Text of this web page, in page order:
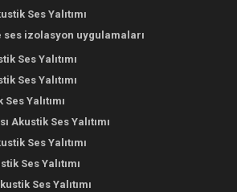
Ses Yalıtımı
ses izolasyon uygulamaları
Ses Yalıtımı
Ses Yalıtımı
Yalıtımı
Akustik Ses Yalıtımı
Ses Yalıtımı
Ses Yalıtımı
Ses Yalıtımı